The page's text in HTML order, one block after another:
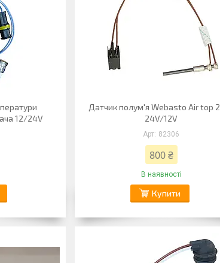
12/24V
Датчик полум'я Webasto Air top
24V/12V
82306
800 ₴
В наявності
Купити